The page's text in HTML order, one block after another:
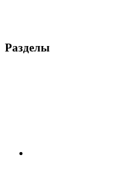
Разделы